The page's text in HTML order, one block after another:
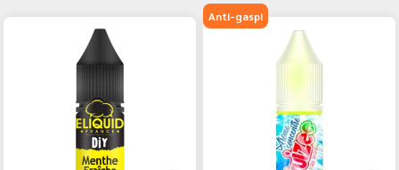
Anti-gaspi